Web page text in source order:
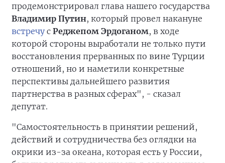
продемонстрировал глава нашего государства
Владимир Путин, который провел накануне
встречу с Реджепом Эрдоганом, в ходе
которой стороны выработали не только пути
восстановления прерванных по вине Турции
отношений, но и наметили конкретные
перспективы дальнейшего развития
партнерства в разных сферах", - сказал
депутат.
"Самостоятельность в принятии решений,
действий и сотрудничества без оглядки на
окрики из-за океана, которая есть у России,